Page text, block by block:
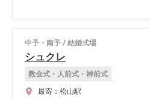
中予・南予/結婚式場
シュクレ
教会式・人前式・神前式
最寄： 松山駅